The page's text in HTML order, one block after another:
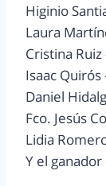
Higinio
Laura
Cristina Ruiz
Isaac Quirós
Daniel
Fco. Jesús
Lidia
Y el ganador